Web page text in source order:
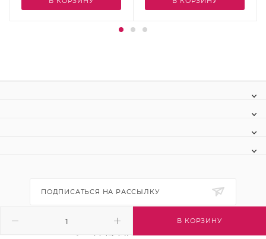
В КОРЗИНУ
ПОДПИСАТЬСЯ НА РАССЫЛКУ
+7 (495) 445-03-32